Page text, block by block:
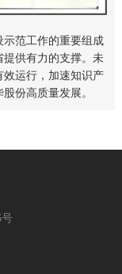
范工作的重要组成
供有力的支撑。未
运行，加速知识产
份高质量发展。